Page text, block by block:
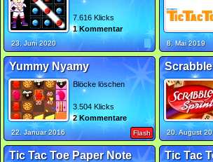
7.616 Klicks
1 Kommentar
23. Juni 2020 8. Mai 2019
Yummy Nyamy
Blöcke löschen
3.504 Klicks
2 Kommentare
22. Januar 2016 Flash 20. August
Tic Tac Toe Paper Note Tic Tac